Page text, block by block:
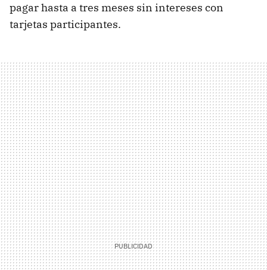
pagar hasta a tres meses sin intereses con
tarjetas participantes.